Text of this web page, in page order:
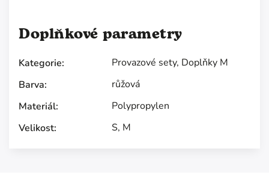
Doplňkové parametry
Kategorie: Provazové sety, Doplňky M
Barva:
růžová
Materiál:
Polypropylen
Velikost: S, M